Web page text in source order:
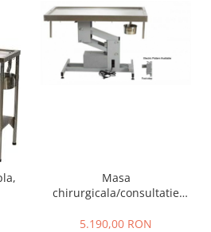
Masa
chirurgicala/consultatie
5.190,00 RON